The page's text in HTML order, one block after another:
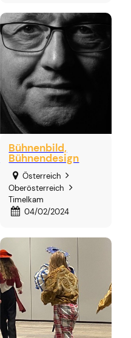
Bühnenbild,
Bühnendesign
Österreich
Oberösterreich
Timelkam
04/02/2024